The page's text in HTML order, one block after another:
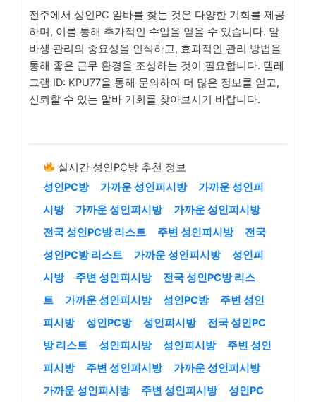
전주에서 성인PC 알바를 찾는 것은 다양한 기회를 제공
하며, 이를 통해 추가적인 수입을 얻을 수 있습니다. 알
바생 관리의 중요성을 인식하고, 효과적인 관리 방법을
통해 좋은 근무 환경을 조성하는 것이 필요합니다. 텔레
그램 ID: KPU77을 통해 문의하여 더 많은 정보를 얻고,
신뢰할 수 있는 알바 기회를 찾아보시기 바랍니다.
실시간 성인PC방 추천 정보
성인PC방
가까운 성인피시방
가까운 성인피
시방
가까운 성인피시방
가까운 성인피시방
전국 성인PC방 리스트
주변 성인피시방
전국
성인PC방 리스트
가까운 성인피시방
성인피
시방
주변 성인피시방
전국 성인PC방 리스
트
가까운 성인피시방 성인PC방
주변 성인
피시방
성인PC방 성인피시방
전국 성인PC
방 리스트
성인피시방 성인피시방
주변 성인
피시방
주변 성인피시방
가까운 성인피시방
가까운 성인피시방
주변 성인피시방
성인PC